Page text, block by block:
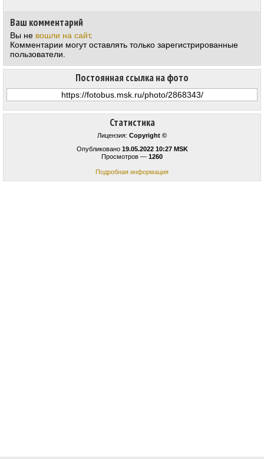
Статистика
Лицензия: Copyright ©
Опубликовано 19.05.2022 10:27 MSK
Просмотров — 1260
Подробная информация
Постоянная ссылка на фото
Ваш комментарий
Вы не вошли на сайт.
Комментарии могут оставлять только зарегистрированные
пользователи.